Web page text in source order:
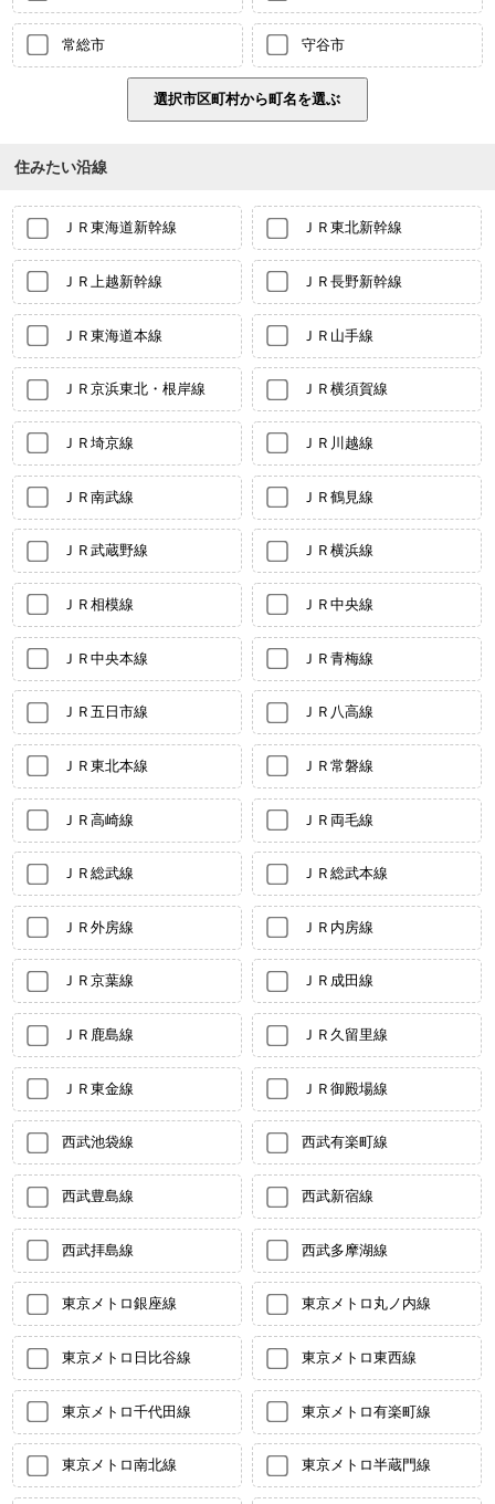
常総市 守谷市
住みたい沿線
ＪＲ東海道新幹線 ＪＲ東北新幹線
ＪＲ上越新幹線 ＪＲ長野新幹線
ＪＲ東海道本線 ＪＲ山手線
ＪＲ京浜東北・根岸線 ＪＲ横須賀線
ＪＲ埼京線 ＪＲ川越線
ＪＲ南武線 ＪＲ鶴見線
ＪＲ武蔵野線 ＪＲ横浜線
ＪＲ相模線 ＪＲ中央線
ＪＲ中央本線 ＪＲ青梅線
ＪＲ五日市線 ＪＲ八高線
ＪＲ東北本線 ＪＲ常磐線
ＪＲ高崎線 ＪＲ両毛線
ＪＲ総武線 ＪＲ総武本線
ＪＲ外房線 ＪＲ内房線
ＪＲ京葉線 ＪＲ成田線
ＪＲ鹿島線 ＪＲ久留里線
ＪＲ東金線 ＪＲ御殿場線
西武池袋線 西武有楽町線
西武豊島線 西武新宿線
西武拝島線 西武多摩湖線
東京メトロ銀座線 東京メトロ丸ノ内線
東京メトロ日比谷線 東京メトロ東西線
東京メトロ千代田線 東京メトロ有楽町線
東京メトロ南北線 東京メトロ半蔵門線